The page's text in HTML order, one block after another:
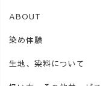
ABOUT
染め体験
生地、染料について